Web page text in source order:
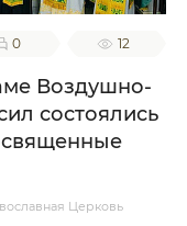
0 12
Воздушно-
состоялись
Церковь